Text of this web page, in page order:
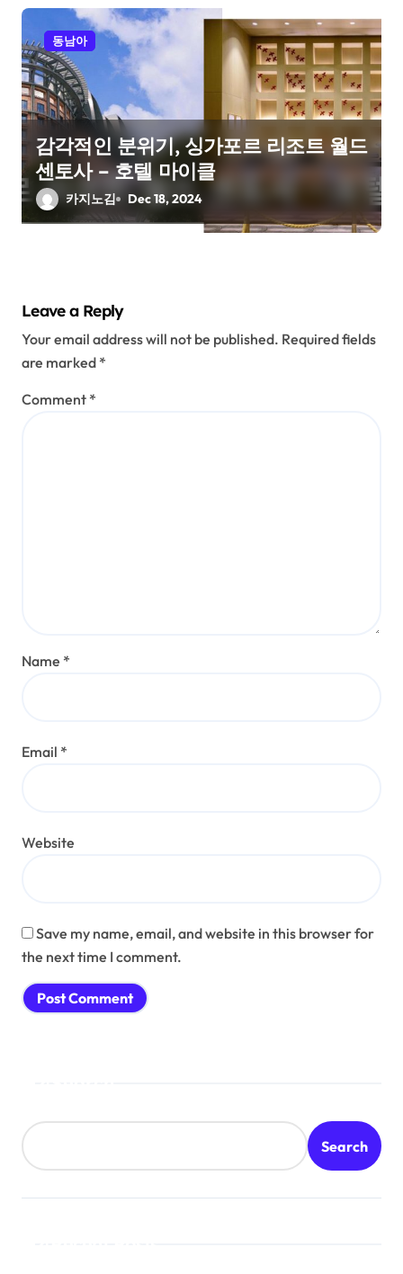
동남아
감각적인 분위기, 싱가포르 리조트 월드
센토사 – 호텔 마이클
카지노김 Dec 18, 2024
Leave a Reply
Your email address will not be published. Required fields
are marked *
Comment *
Name *
Email *
Website
Save my name, email, and website in this browser for
the next time I comment.
Search